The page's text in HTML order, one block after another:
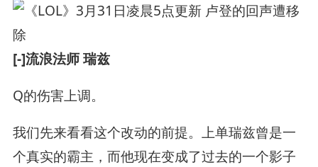
[-]流浪法师 瑞兹
Q的伤害上调。
我们先来看看这个改动的前提。上单瑞兹曾是一
个真实的霸主，而他现在变成了过去的一个影子